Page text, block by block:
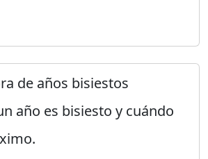
de años bisiestos
año es bisiesto y cuándo